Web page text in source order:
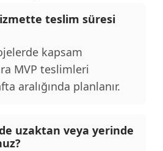
teslim süresi
kapsam
MVP teslimleri
aralığında planlanır.
uzaktan veya yerinde